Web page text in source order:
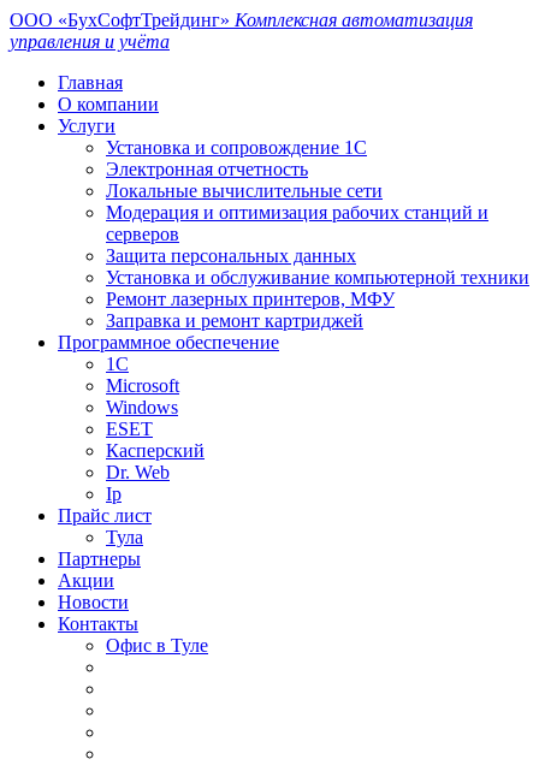
ООО «БухСофтТрейдинг» Комплексная автоматизация
управления и учёта
Главная
О компании
Услуги
Установка и сопровождение 1С
Электронная отчетность
Локальные вычислительные сети
Модерация и оптимизация рабочих станций и
серверов
Защита персональных данных
Установка и обслуживание компьютерной техники
Ремонт лазерных принтеров, МФУ
Заправка и ремонт картриджей
Программное обеспечение
1С
Microsoft
Windows
ESET
Касперский
Dr. Web
Ip
Прайс лист
Тула
Партнеры
Акции
Новости
Контакты
Офис в Туле